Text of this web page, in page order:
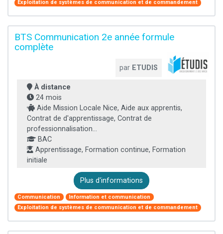
Exploitation de systèmes de communication et de commandement
BTS Communication 2e année formule
complète
par ETUDIS
À distance
24 mois
Aide Mission Locale Nice, Aide aux apprentis,
Contrat de d'apprentissage, Contrat de
professionnalisation...
BAC
Apprentissage, Formation continue, Formation
initiale
Plus d'informations
Communication
Information et communication
Exploitation de systèmes de communication et de commandement